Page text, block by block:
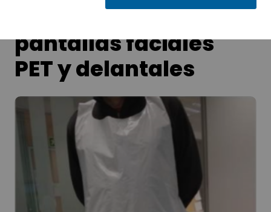
pone a disposición
pantallas faciales
PET y delantales